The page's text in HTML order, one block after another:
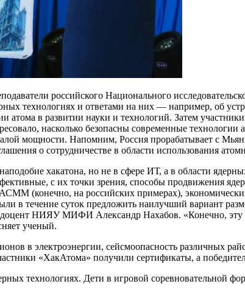
российского Национального
технологиях и ответами на них — например, об
в развитии науки и технологий. Затем
насколько безопасны современные технологии
мощности. Напомним, Россия прорабатывает с
о сотрудничестве в области использования
хакатона, но не в сфере ИТ, а в области
с их точки зрения, способы продвижения
(конечно, на российских примерах),
в течение суток предложить наилучший вариант
доцент НИЯУ МИФИ Александр Нахабов. «Конечно, эту
ученый.
в электроэнергии, сейсмоопасность различных
«ХакАтома» получили сертификаты, а
технологиях. Дети в игровой соревновательной